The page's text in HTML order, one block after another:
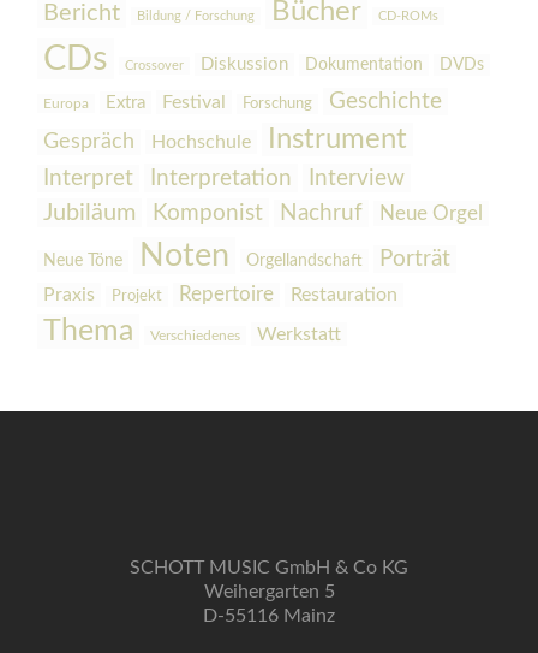
Bericht Bildung / Forschung Bücher CD-ROMs
CDs Crossover Diskussion Dokumentation DVDs
Europa Extra Festival Forschung Geschichte
Gespräch Hochschule Instrument
Interpret Interpretation
Interview
Jubiläum
Komponist Nachruf Neue Orgel
Neue Töne Noten Orgellandschaft Porträt
Praxis Projekt Repertoire Restauration
Thema Verschiedenes Werkstatt
SCHOTT MUSIC GmbH & Co KG
Weihergarten 5
D-55116 Mainz